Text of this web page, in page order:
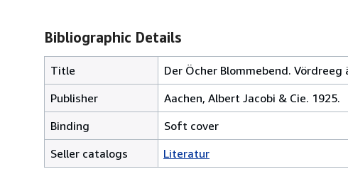
Bibliographic Details
Title
Der Öcher Blommebend.
Publisher
Aachen, Albert Jacobi & Cie. 1925.
Binding
Soft cover
Seller catalogs
Literatur